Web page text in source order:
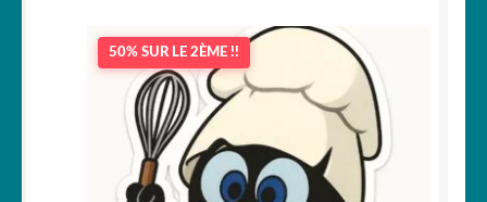
50% SUR LE 2ÈME !!